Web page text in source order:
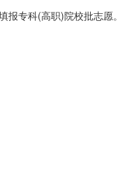
报专科(高职)院校批志愿